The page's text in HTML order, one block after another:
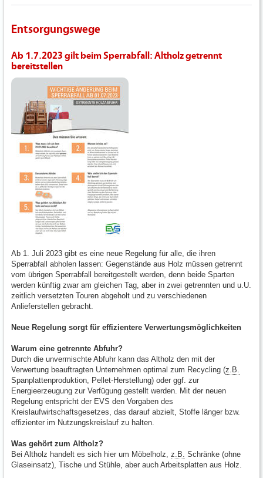
Entsorgungswege
Ab 1.7.2023 gilt beim Sperrabfall: Altholz getrennt
bereitstellen
Ab 1. Juli 2023 gibt es eine neue Regelung für alle, die ihren
Sperrabfall abholen lassen: Gegenstände aus Holz müssen getrennt
vom übrigen Sperrabfall bereitgestellt werden, denn beide Sparten
werden künftig zwar am gleichen Tag, aber in zwei getrennten und u.U.
zeitlich versetzten Touren abgeholt und zu verschiedenen
Anlieferstellen gebracht.
Neue Regelung sorgt für effizientere Verwertungsmöglichkeiten
Warum eine getrennte Abfuhr?
Durch die unvermischte Abfuhr kann das Altholz den mit der
Verwertung beauftragten Unternehmen optimal zum Recycling (z.B.
Spanplattenproduktion, Pellet-Herstellung) oder ggf. zur
Energieerzeugung zur Verfügung gestellt werden. Mit der neuen
Regelung entspricht der EVS den Vorgaben des
Kreislaufwirtschaftsgesetzes, das darauf abzielt, Stoffe länger bzw.
effizienter im Nutzungskreislauf zu halten.
Was gehört zum Altholz?
Bei Altholz handelt es sich hier um Möbelholz, z.B. Schränke (ohne
Glaseinsatz), Tische und Stühle, aber auch Arbeitsplatten aus Holz.